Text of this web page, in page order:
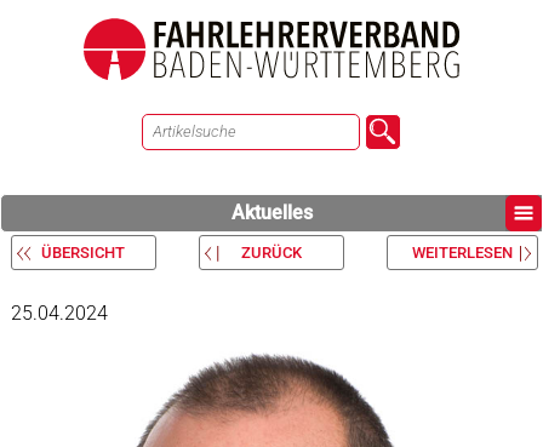
Aktuelles
ÜBERSICHT ZURÜCK WEITERLESEN
25.04.2024